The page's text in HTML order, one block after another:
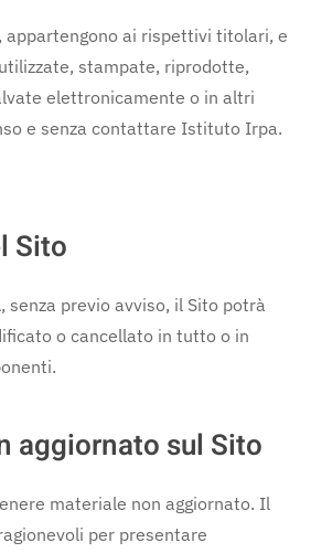
appartengono ai rispettivi titolari, e
stampate, riprodotte,
elettronicamente o in altri
e senza contattare Istituto Irpa.
Sito
senza previo avviso, il Sito potrà
o cancellato in tutto o in
aggiornato sul Sito
materiale non aggiornato. Il
per presentare